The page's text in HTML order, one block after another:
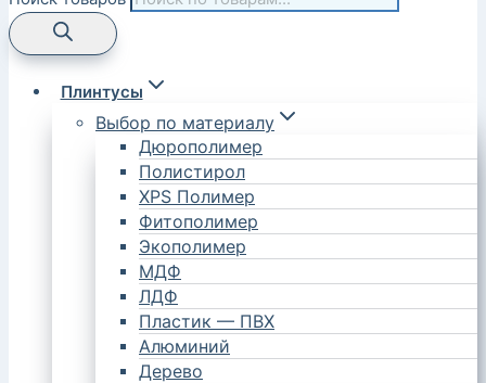
Плинтусы
Выбор по материалу
Дюрополимер
Полистирол
XPS Полимер
Фитополимер
Экополимер
МДФ
ЛДФ
Пластик — ПВХ
Алюминий
Дерево